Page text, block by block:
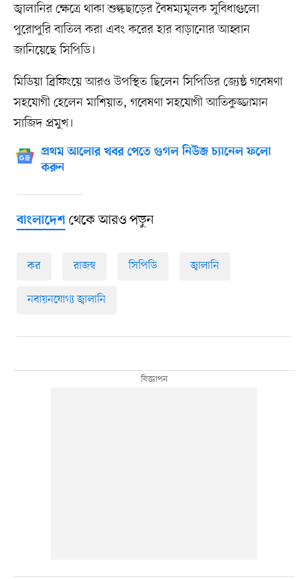
জ্বালানির ক্ষেত্রে থাকা শুল্কছাড়ের বৈষম্যমূলক সুবিধাগুলো
পুরোপুরি বাতিল করা এবং করের হার বাড়ানোর আহ্বান
জানিয়েছে সিপিডি।
মিডিয়া ব্রিফিংয়ে আরও উপস্থিত ছিলেন সিপিডির জ্যেষ্ঠ গবেষণা
সহযোগী হেলেন মাশিয়াত, গবেষণা সহযোগী আতিকুজ্জামান
সাজিদ প্রমুখ।
প্রথম আলোর খবর পেতে গুগল নিউজ চ্যানেল ফলো
করুন
বাংলাদেশথেকে আরও পড়ুন
কর রাজস্ব সিপিডি জ্বালানি
নবায়নযোগ্য জ্বালানি